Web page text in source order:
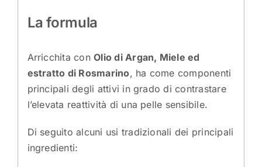
La formula
Arricchita conOlio di Argan, Miele ed
estratto di Rosmarino, ha come componenti
principali degli attivi in grado di contrastare
l’elevata reattività di una pelle sensibile.
Di seguito alcuni usi tradizionali dei principali
ingredienti: